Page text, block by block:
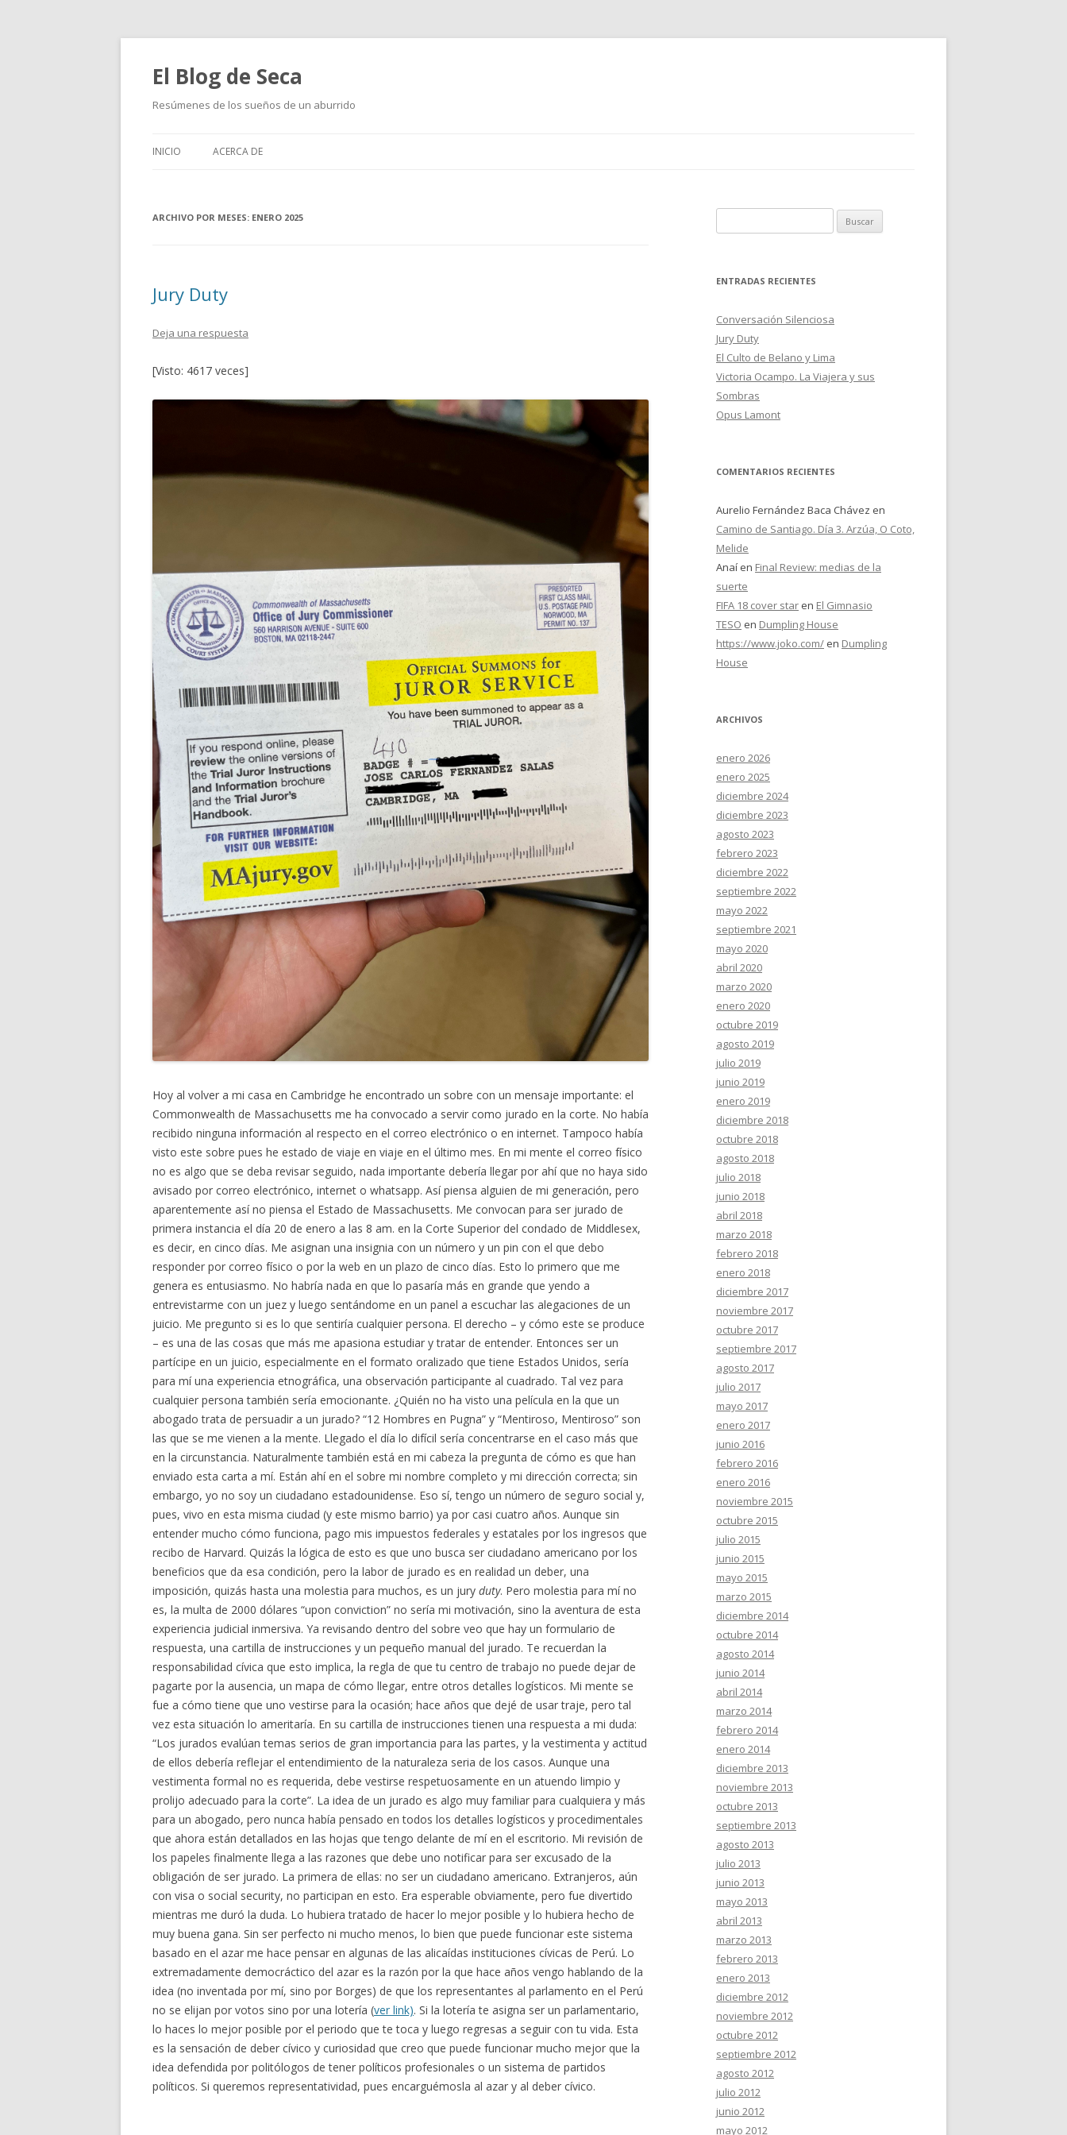
El Blog de Seca
Resúmenes de los sueños de un aburrido
INICIO ACERCA DE
ARCHIVO POR MESES: ENERO 2025
Jury Duty
Deja una respuesta
[Visto: 4617 veces]
Hoy al volver a mi casa en Cambridge he encontrado un sobre con un mensaje importante: el
Commonwealth de Massachusetts me ha convocado a servir como jurado en la corte. No había
recibido ninguna información al respecto en el correo electrónico o en internet. Tampoco había
visto este sobre pues he estado de viaje en viaje en el último mes. En mi mente el correo físico
no es algo que se deba revisar seguido, nada importante debería llegar por ahí que no haya sido
avisado por correo electrónico, internet o whatsapp. Así piensa alguien de mi generación, pero
aparentemente así no piensa el Estado de Massachusetts. Me convocan para ser jurado de
primera instancia el día 20 de enero a las 8 am. en la Corte Superior del condado de Middlesex,
es decir, en cinco días. Me asignan una insignia con un número y un pin con el que debo
responder por correo físico o por la web en un plazo de cinco días. Esto lo primero que me
genera es entusiasmo. No habría nada en que lo pasaría más en grande que yendo a
entrevistarme con un juez y luego sentándome en un panel a escuchar las alegaciones de un
juicio. Me pregunto si es lo que sentiría cualquier persona. El derecho – y cómo este se produce
– es una de las cosas que más me apasiona estudiar y tratar de entender. Entonces ser un
partícipe en un juicio, especialmente en el formato oralizado que tiene Estados Unidos, sería
para mí una experiencia etnográfica, una observación participante al cuadrado. Tal vez para
cualquier persona también sería emocionante. ¿Quién no ha visto una película en la que un
abogado trata de persuadir a un jurado? “12 Hombres en Pugna” y “Mentiroso, Mentiroso” son
las que se me vienen a la mente. Llegado el día lo difícil sería concentrarse en el caso más que
en la circunstancia. Naturalmente también está en mi cabeza la pregunta de cómo es que han
enviado esta carta a mí. Están ahí en el sobre mi nombre completo y mi dirección correcta; sin
embargo, yo no soy un ciudadano estadounidense. Eso sí, tengo un número de seguro social y,
pues, vivo en esta misma ciudad (y este mismo barrio) ya por casi cuatro años. Aunque sin
entender mucho cómo funciona, pago mis impuestos federales y estatales por los ingresos que
recibo de Harvard. Quizás la lógica de esto es que uno busca ser ciudadano americano por los
beneficios que da esa condición, pero la labor de jurado es en realidad un deber, una
imposición, quizás hasta una molestia para muchos, es un jury duty. Pero molestia para mí no
es, la multa de 2000 dólares “upon conviction” no sería mi motivación, sino la aventura de esta
experiencia judicial inmersiva. Ya revisando dentro del sobre veo que hay un formulario de
respuesta, una cartilla de instrucciones y un pequeño manual del jurado. Te recuerdan la
responsabilidad cívica que esto implica, la regla de que tu centro de trabajo no puede dejar de
pagarte por la ausencia, un mapa de cómo llegar, entre otros detalles logísticos. Mi mente se
fue a cómo tiene que uno vestirse para la ocasión; hace años que dejé de usar traje, pero tal
vez esta situación lo ameritaría. En su cartilla de instrucciones tienen una respuesta a mi duda:
“Los jurados evalúan temas serios de gran importancia para las partes, y la vestimenta y actitud
de ellos debería reflejar el entendimiento de la naturaleza seria de los casos. Aunque una
vestimenta formal no es requerida, debe vestirse respetuosamente en un atuendo limpio y
prolijo adecuado para la corte”. La idea de un jurado es algo muy familiar para cualquiera y más
para un abogado, pero nunca había pensado en todos los detalles logísticos y procedimentales
que ahora están detallados en las hojas que tengo delante de mí en el escritorio. Mi revisión de
los papeles finalmente llega a las razones que debe uno notificar para ser excusado de la
obligación de ser jurado. La primera de ellas: no ser un ciudadano americano. Extranjeros, aún
con visa o social security, no participan en esto. Era esperable obviamente, pero fue divertido
mientras me duró la duda. Lo hubiera tratado de hacer lo mejor posible y lo hubiera hecho de
muy buena gana. Sin ser perfecto ni mucho menos, lo bien que puede funcionar este sistema
basado en el azar me hace pensar en algunas de las alicaídas instituciones cívicas de Perú. Lo
extremadamente democráctico del azar es la razón por la que hace años vengo hablando de la
idea (no inventada por mí, sino por Borges) de que los representantes al parlamento en el Perú
no se elijan por votos sino por una lotería (ver link). Si la lotería te asigna ser un parlamentario,
lo haces lo mejor posible por el periodo que te toca y luego regresas a seguir con tu vida. Esta
es la sensación de deber cívico y curiosidad que creo que puede funcionar mucho mejor que la
idea defendida por politólogos de tener políticos profesionales o un sistema de partidos
políticos. Si queremos representatividad, pues encarguémosla al azar y al deber cívico.
u
c
r
:
ENTRADAS RECIENTES
Conversación Silenciosa
Jury Duty
El Culto de Belano y Lima
Victoria Ocampo. La Viajera y sus
Sombras
Opus Lamont
COMENTARIOS RECIENTES
Aurelio Fernández Baca Chávez en
Camino de Santiago. Día 3. Arzúa, O Coto,
Melide
Anaí en Final Review: medias de la
suerte
FIFA 18 cover star en El Gimnasio
TESO en Dumpling House
https://www.joko.com/ en Dumpling
House
ARCHIVOS
enero 2026
enero 2025
diciembre 2024
diciembre 2023
agosto 2023
febrero 2023
diciembre 2022
septiembre 2022
mayo 2022
septiembre 2021
mayo 2020
abril 2020
marzo 2020
enero 2020
octubre 2019
agosto 2019
julio 2019
junio 2019
enero 2019
diciembre 2018
octubre 2018
agosto 2018
julio 2018
junio 2018
abril 2018
marzo 2018
febrero 2018
enero 2018
diciembre 2017
noviembre 2017
octubre 2017
septiembre 2017
agosto 2017
julio 2017
mayo 2017
enero 2017
junio 2016
febrero 2016
enero 2016
noviembre 2015
octubre 2015
julio 2015
junio 2015
mayo 2015
marzo 2015
diciembre 2014
octubre 2014
agosto 2014
junio 2014
abril 2014
marzo 2014
febrero 2014
enero 2014
diciembre 2013
noviembre 2013
octubre 2013
septiembre 2013
agosto 2013
julio 2013
junio 2013
mayo 2013
abril 2013
marzo 2013
febrero 2013
enero 2013
diciembre 2012
noviembre 2012
octubre 2012
septiembre 2012
agosto 2012
julio 2012
junio 2012
mayo 2012